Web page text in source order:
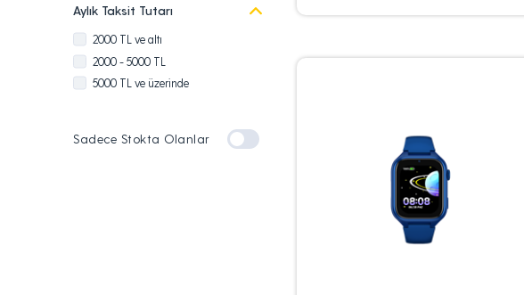
ttech
Wiwu
Aylık Taksit Tutarı
2000 TL ve altı
2000 - 5000 TL
5000 TL ve üzerinde
Sadece Stokta Olanlar